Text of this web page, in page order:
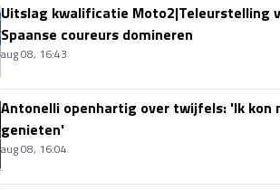
Uitslag kwalificatie Moto2|Teleurstelling
Spaanse coureurs domineren
aug 08, 16:43
Antonelli openhartig over twijfels: 'Ik kon
genieten'
aug 08, 16:04